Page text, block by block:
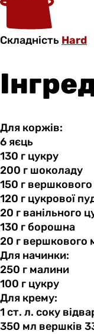
Складність Hard
Для коржів:
6 яєць
130 г цукру
200 г шоколаду
150 г вершкового
120 г цукрової
20 г ванільного
130 г борошна
20 г вершкового
Для начинки:
250 г малини
100 г цукру
Для крему:
1 ст. л. соку
350 мл вершків